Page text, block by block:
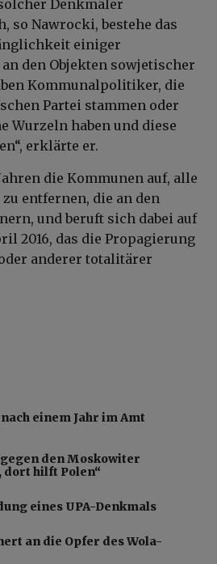
Denkmäler
so Nawrocki, bestehe das
einiger
den Objekten sowjetischer
Kommunalpolitiker, die
Partei stammen oder
Wurzeln haben und diese
erklärte er.
die Kommunen auf, alle
entfernen, die an den
und beruft sich dabei auf
2016, das die Propagierung
anderer totalitärer
einem Jahr im Amt
den Moskowiter
hilft Polen“
eines UPA-Denkmals
an die Opfer des Wola-